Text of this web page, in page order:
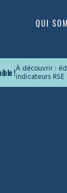
QUI
!À découvrir :
indicateurs RSE